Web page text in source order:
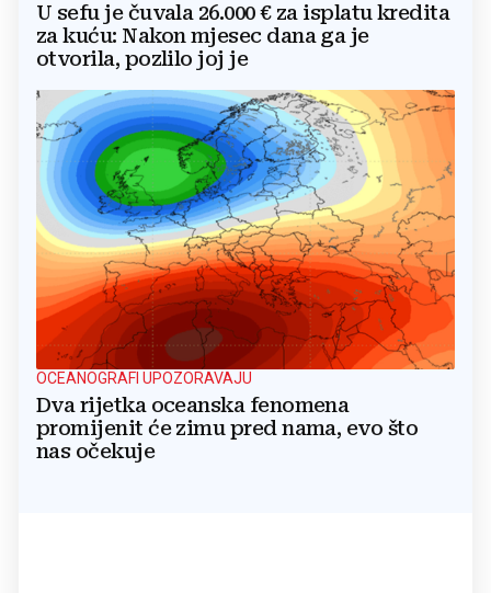
U sefu je čuvala 26.000 € za isplatu kredita
za kuću: Nakon mjesec dana ga je
otvorila, pozlilo joj je
OCEANOGRAFI UPOZORAVAJU
Dva rijetka oceanska fenomena
promijenit će zimu pred nama, evo što
nas očekuje